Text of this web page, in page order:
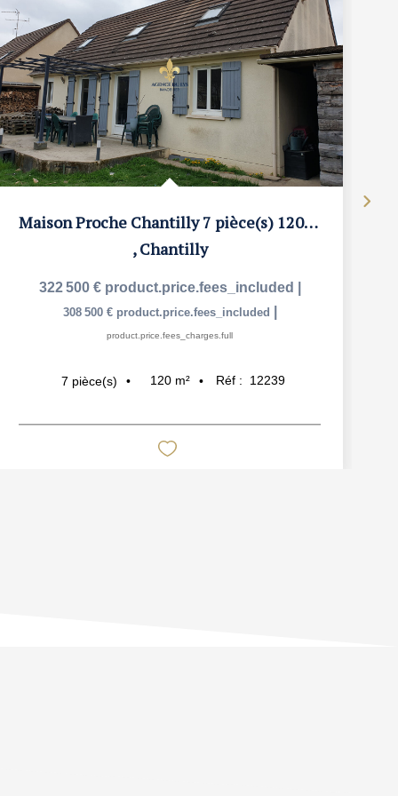
Maison Proche Chantilly 7 pièce(s) 120 m2
,Chantilly
322 500 € product.price.fees_included
308 500 € product.price.fees_included
product.price.fees_charges.full
7 pièce(s) 120 m² Réf : 12239